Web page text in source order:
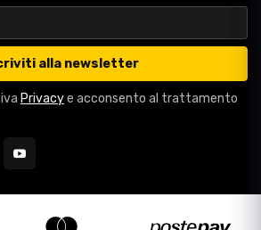
alla newsletter
Privacye acconsento al trattamento